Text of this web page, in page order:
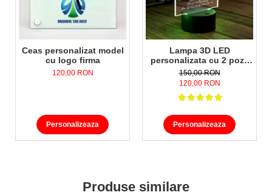
Ceas personalizat model
cu logo firma
120,00 RON
Personalizeaza
Lampa 3D LED
personalizata cu 2 poze
nume,data si text Te-am
gasit fara sa te caut..
150,00 RON
120,00 RON
Personalizeaza
Produse similare